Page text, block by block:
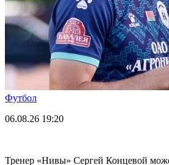
Футбол
06.08.26 19:20
Тренер «Нивы» Сергей Концевой